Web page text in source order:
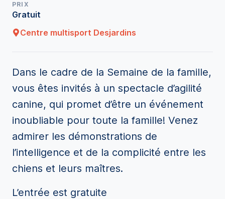
PRIX
Gratuit
Centre multisport Desjardins
Dans le cadre de la Semaine de la famille,
vous êtes invités à un spectacle d’agilité
canine, qui promet d’être un événement
inoubliable pour toute la famille! Venez
admirer les démonstrations de
l’intelligence et de la complicité entre les
chiens et leurs maîtres.
L’entrée est gratuite